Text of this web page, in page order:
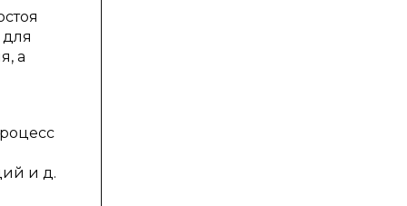
а
и д.